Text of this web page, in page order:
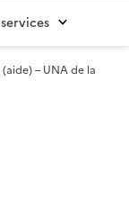
– UNA de la